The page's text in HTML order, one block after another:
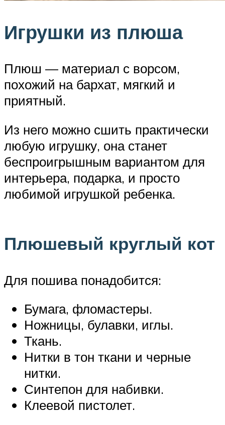
Игрушки из плюша
Плюш — материал с ворсом,
похожий на бархат, мягкий и
приятный.
Из него можно сшить практически
любую игрушку, она станет
беспроигрышным вариантом для
интерьера, подарка, и просто
любимой игрушкой ребенка.
Плюшевый круглый кот
Для пошива понадобится:
Бумага, фломастеры.
Ножницы, булавки, иглы.
Ткань.
Нитки в тон ткани и черные
нитки.
Синтепон для набивки.
Клеевой пистолет.